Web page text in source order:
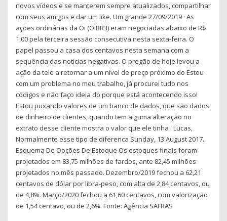
novos vídeos e se manterem sempre atualizados, compartilhar
com seus amigos e dar um like. Um grande 27/09/2019 · As
ações ordinárias da Oi (OIBR3) eram negociadas abaixo de R$
1,00 pela terceira sessão consecutiva nesta sexta-feira. O
papel passou a casa dos centavos nesta semana com a
sequência das notícias negativas. O pregão de hoje levou a
ação da tele a retornar a um nível de preço próximo do Estou
com um problema no meu trabalho, já procurei tudo nos
códigos e não faço ideia do porque está acontecendo isso!
Estou puxando valores de um banco de dados, que são dados
de dinheiro de clientes, quando tem alguma alteração no
extrato desse cliente mostra o valor que ele tinha · Lucas,
Normalmente esse tipo de diferenca Sunday, 13 August 2017.
Esquema De Opções De Estoque Os estoques finais foram
projetados em 83,75 milhões de fardos, ante 82,45 milhões
projetados no mês passado. Dezembro/2019 fechou a 62,21
centavos de dólar por libra-peso, com alta de 2,84 centavos, ou
de 4,8%. Março/2020 fechou a 61,60 centavos, com valorização
de 1,54 centavo, ou de 2,6%. Fonte: Agência SAFRAS